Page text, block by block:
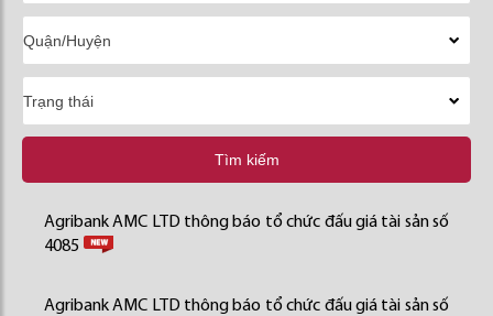
Tìm kiếm
Agribank AMC LTD thông báo tổ chức đấu giá tài sản số
4085
Agribank AMC LTD thông báo tổ chức đấu giá tài sản số